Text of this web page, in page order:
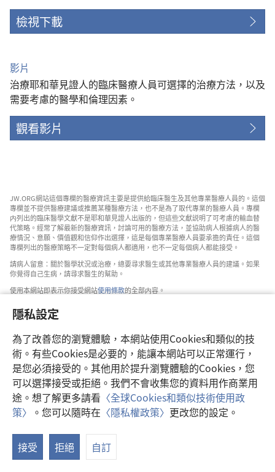
隱私設定
為了改善您的瀏覽體驗，本網站使用Cookies和類似的技
術。有些Cookies是必要的，能讓本網站可以正常運行，
是您必須接受的。其他用於提升瀏覽體驗的Cookies，您
可以選擇接受或拒絕。我們不會收集您的資料用作商業用
途。想了解更多請看 〈全球Cookies和類似技術使用政
策〉 。您可以隨時在 〈隱私權政策〉 更改您的設定。
接受 拒絕 自訂
檢視下載
影片
治療耶和華見證人的臨床醫療人員可選擇的治療方法，以及
需要考慮的醫學和倫理因素。
觀看影片
JW.ORG網站這個專欄的醫療資訊主要是提供給臨床醫生及其他專業醫療人員的。這個
專欄並不提供醫療建議或推薦某種醫療方法，也不是為了取代專業的醫療人員。專欄
内列出的臨床醫學文獻不是耶和華見證人出版的，但這些文獻説明了可考慮的輸血替
代策略。經常了解最新的醫療資訊，討論可用的醫療方法，並協助病人根據病人的醫
療情況、意願、價值觀和信仰作出選擇，這是每個專業醫療人員要承擔的責任。這個
專欄列出的醫療策略不一定對每個病人都適用，也不一定每個病人都能接受。
請病人留意：關於醫學狀況或治療，總要尋求醫生或其他專業醫療人員的建議。如果
你覺得自己生病，請尋求醫生的幫助。
使用本網站即表示你接受網站使用條款的全部内容。
設定外觀
Copyright© 2026 Watch Tower Bible and Tract Society of Pennsylvania.
使用條款 |隱私權政策| 隱私設定